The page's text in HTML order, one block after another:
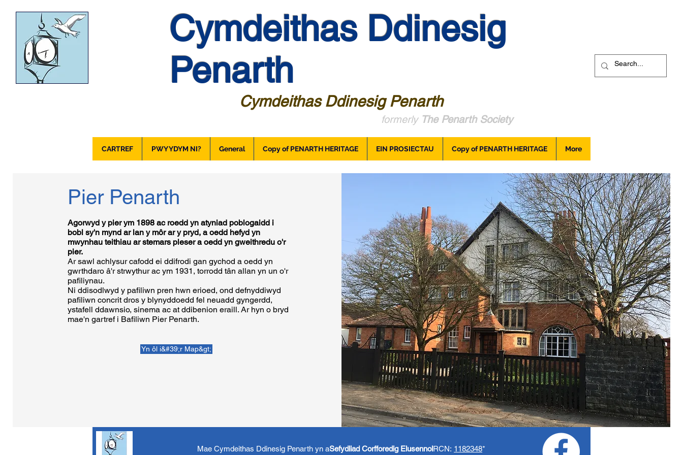
Cymdeithas Ddinesig
Penarth
Cymdeithas Ddinesig Penarth
formerly The Penarth Society
CARTREF PWY YDYM NI? General Copy of PENARTH HERITAGE EIN PROSIECTAU Copy of PENARTH HERITAGE More
Pier Penarth
Agorwyd y pier ym 1898 ac roedd yn atyniad poblogaidd i
bobl sy'n mynd ar lan y môr ar y pryd, a oedd hefyd yn
mwynhau teithiau ar stemars pleser a oedd yn gweithredu o'r
pier.
Ar sawl achlysur cafodd ei ddifrodi gan gychod a oedd yn
gwrthdaro â'r strwythur ac ym 1931, torrodd tân allan yn un o'r
pafiliynau.
Ni ddisodlwyd y pafiliwn pren hwn erioed, ond defnyddiwyd
pafiliwn concrit dros y blynyddoedd fel neuadd gyngerdd,
ystafell ddawnsio, sinema ac at ddibenion eraill. Ar hyn o bryd
mae'n gartref i Bafiliwn Pier Penarth.
Yn ôl i&#39;r Map&gt;
Mae Cymdeithas Ddinesig Penarth yn aSefydliad Corfforedig ElusennolRCN: 1182348*